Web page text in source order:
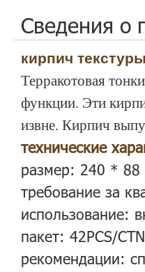
Сведения о
кирпич
Терракотовая
функции. Эти
извне. Кирпич
технические
размер: 240 *
требование за
использование:
пакет: 42PCS/
рекомендации: